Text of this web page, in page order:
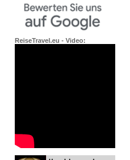
ReiseTravel.eu - Video: